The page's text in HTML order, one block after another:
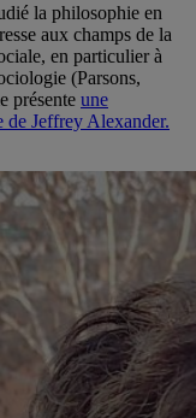
la philosophie en
aux champs de la
en particulier à
(Parsons,
présente une
Jeffrey Alexander.